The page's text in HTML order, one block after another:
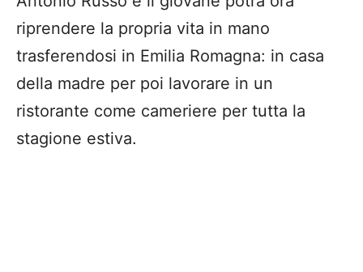
riprendere la propria vita in mano
trasferendosi in Emilia Romagna: in casa
della madre per poi lavorare in un
ristorante come cameriere per tutta la
stagione estiva.